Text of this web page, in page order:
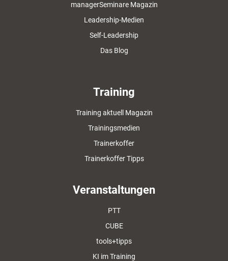
managerSeminare Magazin
Leadership-Medien
Self-Leadership
Das Blog
Training
Training aktuell Magazin
Trainingsmedien
Trainerkoffer
Trainerkoffer Tipps
Veranstaltungen
PTT
CUBE
tools+tipps
KI im Training